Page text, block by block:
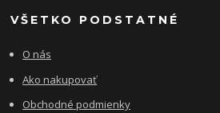
VŠETKO PODSTATNÉ
O nás
Ako nakupovať
Obchodné podmienky